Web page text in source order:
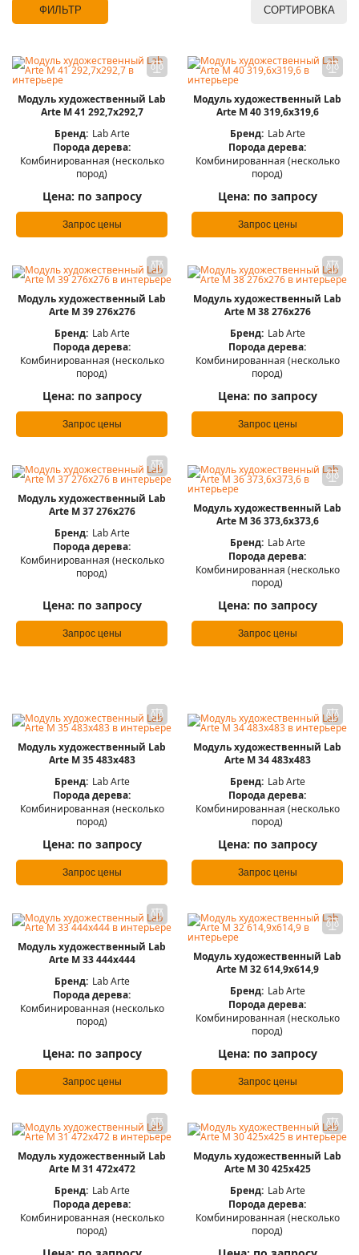
ФИЛЬТР СОРТИРОВКА
Модуль художественный Lab
Arte М 41 292,7х292,7
Бренд: Lab Arte
Порода дерева:
Комбинированная (несколько
пород)
Цена: по запросу
Запрос цены
Модуль художественный Lab
Arte М 40 319,6х319,6
Бренд: Lab Arte
Порода дерева:
Комбинированная (несколько
пород)
Цена: по запросу
Запрос цены
Модуль художественный Lab
Arte М 39 276х276
Бренд: Lab Arte
Порода дерева:
Комбинированная (несколько
пород)
Цена: по запросу
Запрос цены
Модуль художественный Lab
Arte М 38 276х276
Бренд: Lab Arte
Порода дерева:
Комбинированная (несколько
пород)
Цена: по запросу
Запрос цены
Модуль художественный Lab
Arte М 37 276х276
Бренд: Lab Arte
Порода дерева:
Комбинированная (несколько
пород)
Цена: по запросу
Запрос цены
Модуль художественный Lab
Arte М 36 373,6х373,6
Бренд: Lab Arte
Порода дерева:
Комбинированная (несколько
пород)
Цена: по запросу
Запрос цены
Модуль художественный Lab
Arte М 35 483х483
Бренд: Lab Arte
Порода дерева:
Комбинированная (несколько
пород)
Цена: по запросу
Запрос цены
Модуль художественный Lab
Arte М 34 483х483
Бренд: Lab Arte
Порода дерева:
Комбинированная (несколько
пород)
Цена: по запросу
Запрос цены
Модуль художественный Lab
Arte М 33 444х444
Бренд: Lab Arte
Порода дерева:
Комбинированная (несколько
пород)
Цена: по запросу
Запрос цены
Модуль художественный Lab
Arte М 32 614,9х614,9
Бренд: Lab Arte
Порода дерева:
Комбинированная (несколько
пород)
Цена: по запросу
Запрос цены
Модуль художественный Lab
Arte М 31 472х472
Бренд: Lab Arte
Порода дерева:
Комбинированная (несколько
пород)
Модуль художественный Lab
Arte М 30 425х425
Бренд: Lab Arte
Порода дерева:
Комбинированная (несколько
пород)